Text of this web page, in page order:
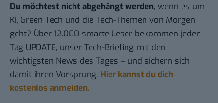
Du möchtest nicht abgehängt werden, wenn es um
KI, Green Tech und die Tech-Themen von Morgen
geht? Über 12.000 smarte Leser bekommen jeden
Tag UPDATE, unser Tech-Briefing mit den
wichtigsten News des Tages – und sichern sich
damit ihren Vorsprung. Hier kannst du dich
kostenlos anmelden.